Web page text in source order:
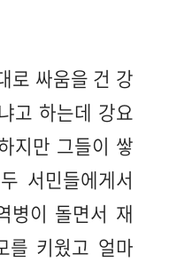
로 싸움을 건 강
고 하는데 강요
지만 그들이 쌓
서민들에게서
병이 돌면서 재
를 키웠고 얼마